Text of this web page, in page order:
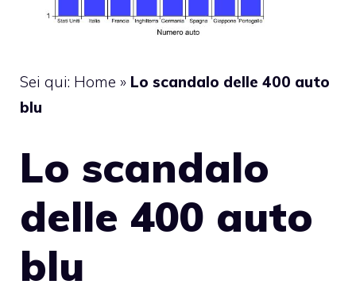
Sei qui: Home » Lo scandalo delle 400 auto
blu
Lo scandalo
delle 400 auto
blu